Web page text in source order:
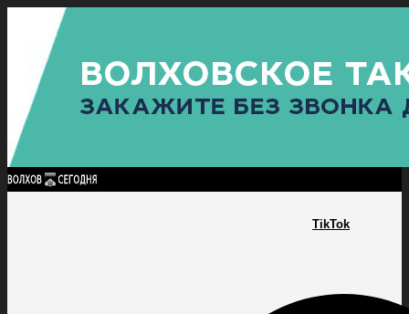
TikTok
Найти:
ГЛАВНАЯ ПОЛИТИКАПРОИСШЕСТВИЯ ПРОКУРАТУРАСПОРТ
ПОЛИТИКА
КУЛЬТУРА
ПОСЕЛЕНИЯ